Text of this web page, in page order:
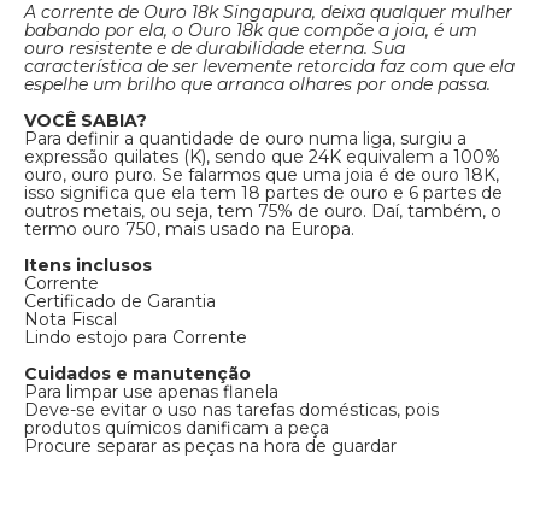
A corrente de Ouro 18k Singapura, deixa qualquer mulher
babando por ela, o Ouro 18k que compõe a joia, é um
ouro resistente e de durabilidade eterna. Sua
característica de ser levemente retorcida faz com que ela
espelhe um brilho que arranca olhares por onde passa.
VOCÊ SABIA?
Para definir a quantidade de ouro numa liga, surgiu a
expressão quilates (K), sendo que 24K equivalem a 100%
ouro, ouro puro. Se falarmos que uma joia é de ouro 18K,
isso significa que ela tem 18 partes de ouro e 6 partes de
outros metais, ou seja, tem 75% de ouro. Daí, também, o
termo ouro 750, mais usado na Europa.
Itens inclusos
Corrente
Certificado de Garantia
Nota Fiscal
Lindo estojo para Corrente
Cuidados e manutenção
Para limpar use apenas flanela
Deve-se evitar o uso nas tarefas domésticas, pois
produtos químicos danificam a peça
Procure separar as peças na hora de guardar